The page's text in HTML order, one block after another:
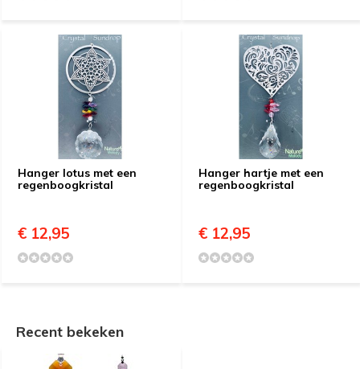
Hanger lotus met een
regenboogkristal
€ 12,95
Hanger hartje met een
regenboogkristal
€ 12,95
Recent bekeken